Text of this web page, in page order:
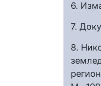
6.
7.
8.